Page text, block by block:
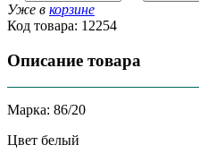
Уже в корзине
Код товара: 12254
Описание товара
Марка: 86/20
Цвет белый